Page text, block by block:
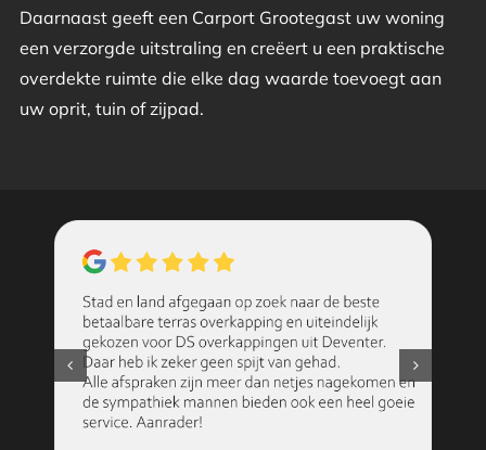
Daarnaast geeft een Carport Grootegast uw woning
een verzorgde uitstraling en creëert u een praktische
overdekte ruimte die elke dag waarde toevoegt aan
uw oprit, tuin of zijpad.